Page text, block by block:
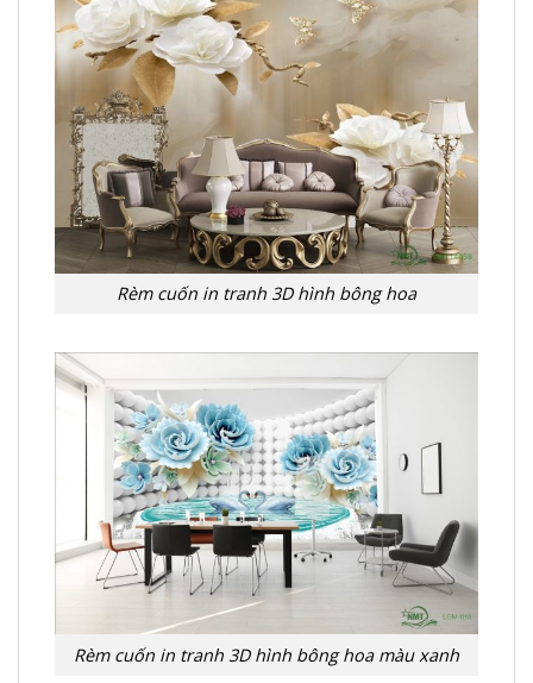
Rèm cuốn in tranh 3D hình bông hoa
Rèm cuốn in tranh 3D hình bông hoa màu xanh